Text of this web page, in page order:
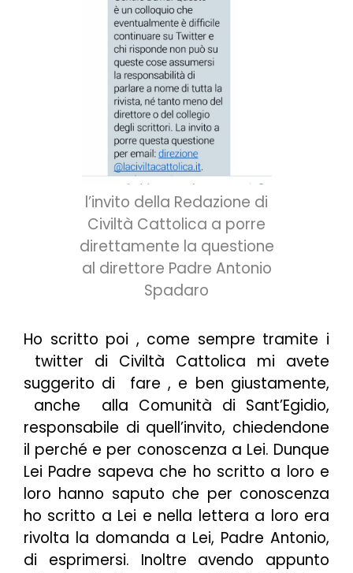
l’invito della Redazione di
Civiltà Cattolica a porre
direttamente la questione
al direttore Padre Antonio
Spadaro
Ho scritto poi , come sempre tramite i
twitter di Civiltà Cattolica mi avete
suggerito di fare , e ben giustamente,
anche alla Comunità di Sant’Egidio,
responsabile di quell’invito, chiedendone
il perché e per conoscenza a Lei. Dunque
Lei Padre sapeva che ho scritto a loro e
loro hanno saputo che per conoscenza
ho scritto a Lei e nella lettera a loro era
rivolta la domanda a Lei, Padre Antonio,
di esprimersi. Inoltre avendo appunto